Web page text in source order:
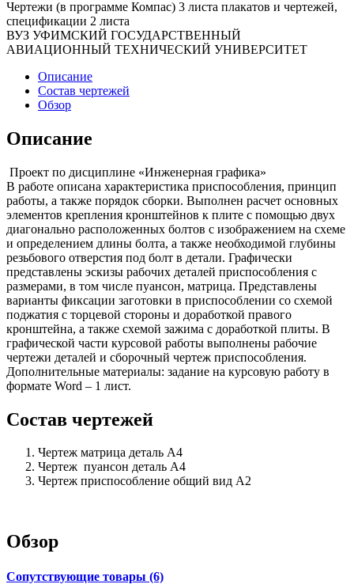
Чертежи (в программе Компас) 3 листа плакатов и чертежей,
спецификации 2 листа
ВУЗ УФИМСКИЙ ГОСУДАРСТВЕННЫЙ
АВИАЦИОННЫЙ ТЕХНИЧЕСКИЙ УНИВЕРСИТЕТ
Описание
Состав чертежей
Обзор
Описание
Проект по дисциплине «Инженерная графика»
В работе описана характеристика приспособления, принцип
работы, а также порядок сборки. Выполнен расчет основных
элементов крепления кронштейнов к плите с помощью двух
диагонально расположенных болтов с изображением на схеме
и определением длины болта, а также необходимой глубины
резьбового отверстия под болт в детали. Графически
представлены эскизы рабочих деталей приспособления с
размерами, в том числе пуансон, матрица. Представлены
варианты фиксации заготовки в приспособлении со схемой
поджатия с торцевой стороны и доработкой правого
кронштейна, а также схемой зажима с доработкой плиты. В
графической части курсовой работы выполнены рабочие
чертежи деталей и сборочный чертеж приспособления.
Дополнительные материалы: задание на курсовую работу в
формате Word – 1 лист.
Состав чертежей
Чертеж матрица деталь А4
Чертеж пуансон деталь А4
Чертеж приспособление общий вид А2
Обзор
Сопутствующие товары (6)